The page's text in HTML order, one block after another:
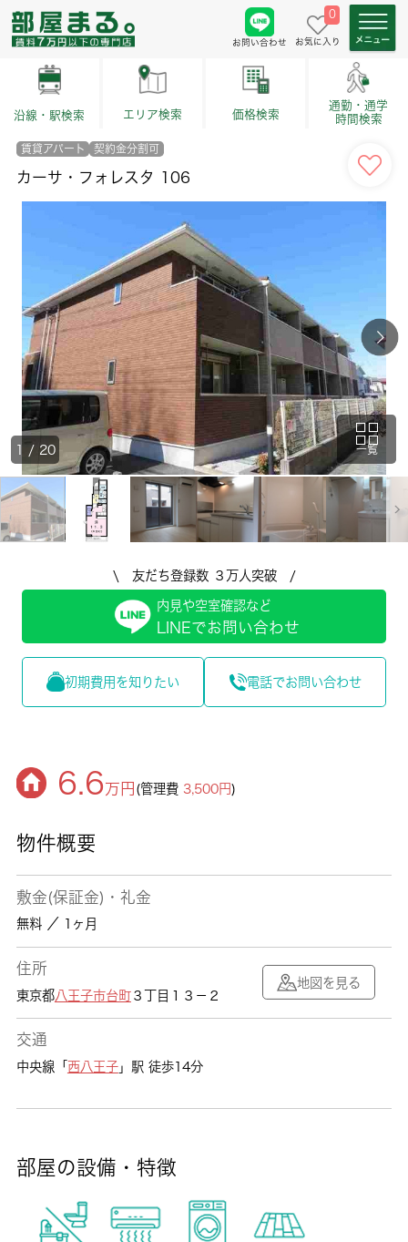
お問い合わせ
0
お気に入り
沿線・駅検索 エリア検索 価格検索
通勤・通学
時間検索
賃貸アパート 契約金分割可
カーサ・フォレスタ 106
一覧
1 / 20
\ 友だち登録数 ３万人突破 /
内見や空室確認など
LINEでお問い合わせ
初期費用を知りたい 電話でお問い合わせ
6.6万円 (管理費3,500円)
物件概要
敷金(保証金)・礼金
無料 ／ 1ヶ月
住所
東京都八王子市台町３丁目１３－２
地図を見る
交通
中央線「 西八王子」駅 徒歩14分
部屋の設備・特徴